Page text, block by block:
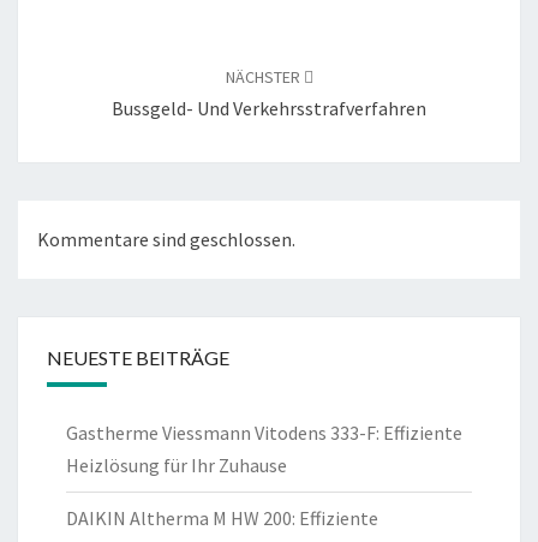
NÄCHSTER
Bussgeld- Und Verkehrsstrafverfahren
Kommentare sind geschlossen.
NEUESTE BEITRÄGE
Gastherme Viessmann Vitodens 333-F: Effiziente
Heizlösung für Ihr Zuhause
DAIKIN Altherma M HW 200: Effiziente